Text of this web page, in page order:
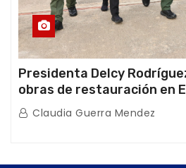
Presidenta Delcy
obras de restauración en
afectaciones sísmicas en
Claudia Guerra Mendez